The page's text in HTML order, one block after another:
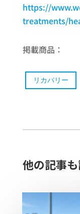
https://
treatments/
掲載商品：
リカバリー
他の記事